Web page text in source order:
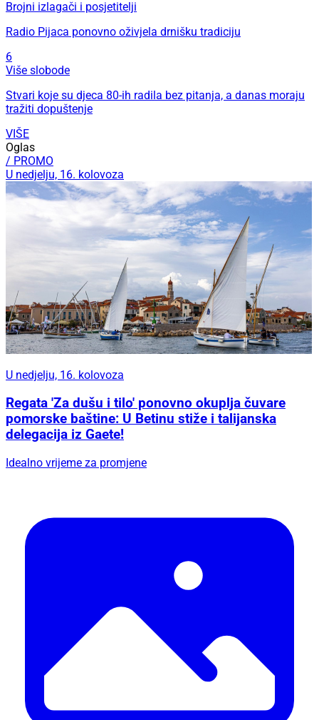
Brojni izlagači i posjetitelji
Radio Pijaca ponovno oživjela drnišku tradiciju
6
Više slobode
Stvari koje su djeca 80-ih radila bez pitanja, a danas moraju
tražiti dopuštenje
VIŠE
Oglas
/ PROMO
U nedjelju, 16. kolovoza
U nedjelju, 16. kolovoza
Regata 'Za dušu i tilo' ponovno okuplja čuvare
pomorske baštine: U Betinu stiže i talijanska
delegacija iz Gaete!
Idealno vrijeme za promjene